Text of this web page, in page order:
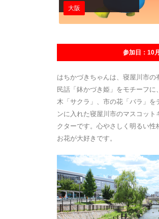
大阪
参加日：10
はちかづきちゃんは、寝屋川市の
民話「鉢かづき姫」をモチーフに
木「サクラ」、市の花「バラ」を
ンに入れた寝屋川市のマスコット
クターです。心やさしく明るい性
お花が大好きです。